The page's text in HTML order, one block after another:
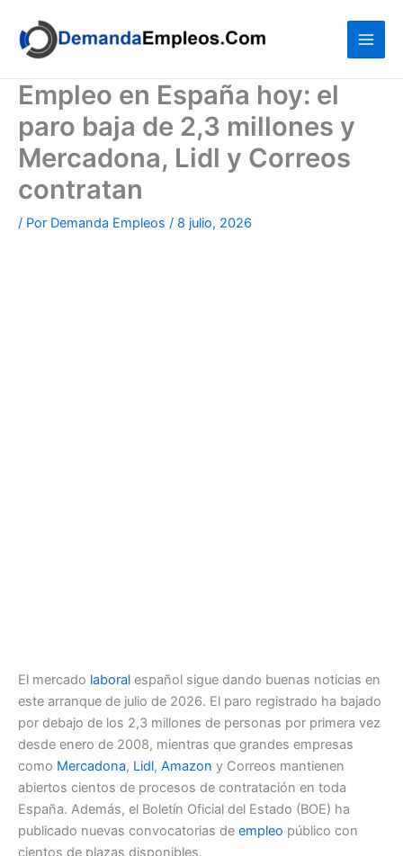
contenido
Empleo en España hoy: el
paro baja de 2,3 millones y
Mercadona, Lidl y Correos
contratan
/ Por Demanda Empleos / 8 julio, 2026
El mercado laboral español sigue dando buenas noticias en
este arranque de julio de 2026. El paro registrado ha bajado
por debajo de los 2,3 millones de personas por primera vez
desde enero de 2008, mientras que grandes empresas
como Mercadona, Lidl, Amazon y Correos mantienen
abiertos cientos de procesos de contratación en toda
España. Además, el Boletín Oficial del Estado (BOE) ha
publicado nuevas convocatorias de empleo público con
cientos de plazas disponibles.